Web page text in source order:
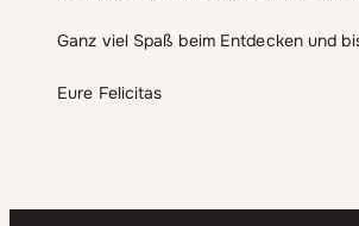
Ganz viel Spaß beim Entdecken und
Eure Felicitas